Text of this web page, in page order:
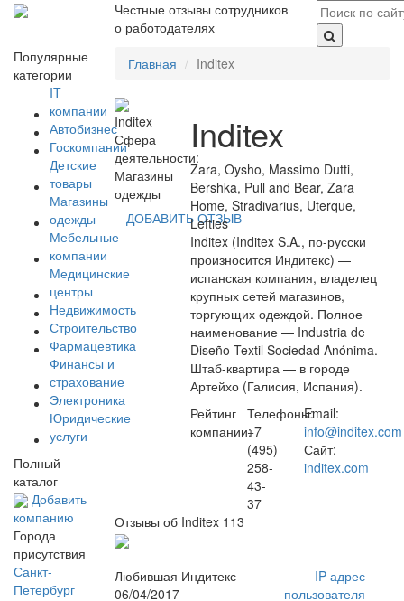
Честные отзывы сотрудников
о работодателях
Популярные
категории
IT
компании
Автобизнес
Госкомпании
Детские
товары
Магазины
одежды
Мебельные
компании
Медицинские
центры
Недвижимость
Строительство
Фармацевтика
Финансы и
страхование
Электроника
Юридические
услуги
Полный
каталог
Добавить
компанию
Города
присутствия
Санкт-
Петербург
Главная Inditex
Сфера
деятельности:
Магазины
одежды
ДОБАВИТЬ ОТЗЫВ
Inditex
Zara, Oysho, Massimo Dutti,
Bershka, Pull and Bear, Zara
Home, Stradivarius, Uterque,
Lefties
Inditex (Inditex S.A., по-русски
произносится Индитекс) —
испанская компания, владелец
крупных сетей магазинов,
торгующих одеждой. Полное
наименование — Industria de
Diseño Textil Sociedad Anónima.
Штаб-квартира — в городе
Артейхо (Галисия, Испания).
Рейтинг
компании:
Телефоны:
+7
(495)
258-
43-
37
Email:
info@inditex.com
Сайт:
inditex.com
Отзывы об Inditex 113
Любившая Индитекс
06/04/2017
IP-адрес
пользователя